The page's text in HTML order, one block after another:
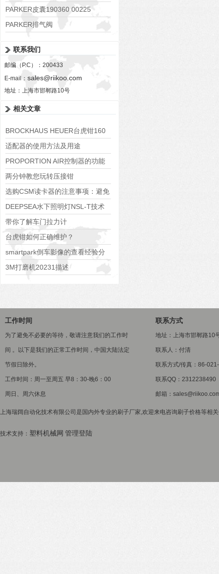
PARKER皮囊190360 00225
PARKER排气阀
联系我们
邮编（P.C）：200433
E-mail： sales@riikoo.com
地址：上海市邯郸路10号
相关文章
BROCKHAUS HEUER台虎钳160
描述
适配器的使用方法及用途
PROPORTION AIR控制器的功能
特点
两分钟教您玩转压接钳
选购CSM读卡器的注意事项：避免
常见误区
DEEPSEA水下照明灯NSL-T技术
数据及外观尺寸图
带你了解车门拉力计
台虎钳如何正确维护？
smartpark倒车影像的查看经验分
享
3M打磨机20231描述
工作时间
为了避免不必要的等待，敬请注意我们的工作时
间 。以下是我们的正常工作时间，中国大陆法定
节假日除外。
工作时间：周一至周五 早8：30-晚6：00
周日、周六休息
联系方式
地址：上海市邯郸路10
联系人：付清
联系方式/传真：86-
联系QQ：2312238490
邮箱：
上海瑞阔自动化技术有限公司是国内外专业的刷子厂家,欢迎来电咨询刷子价格等相
技术支持： 塑料机械网 管理登陆